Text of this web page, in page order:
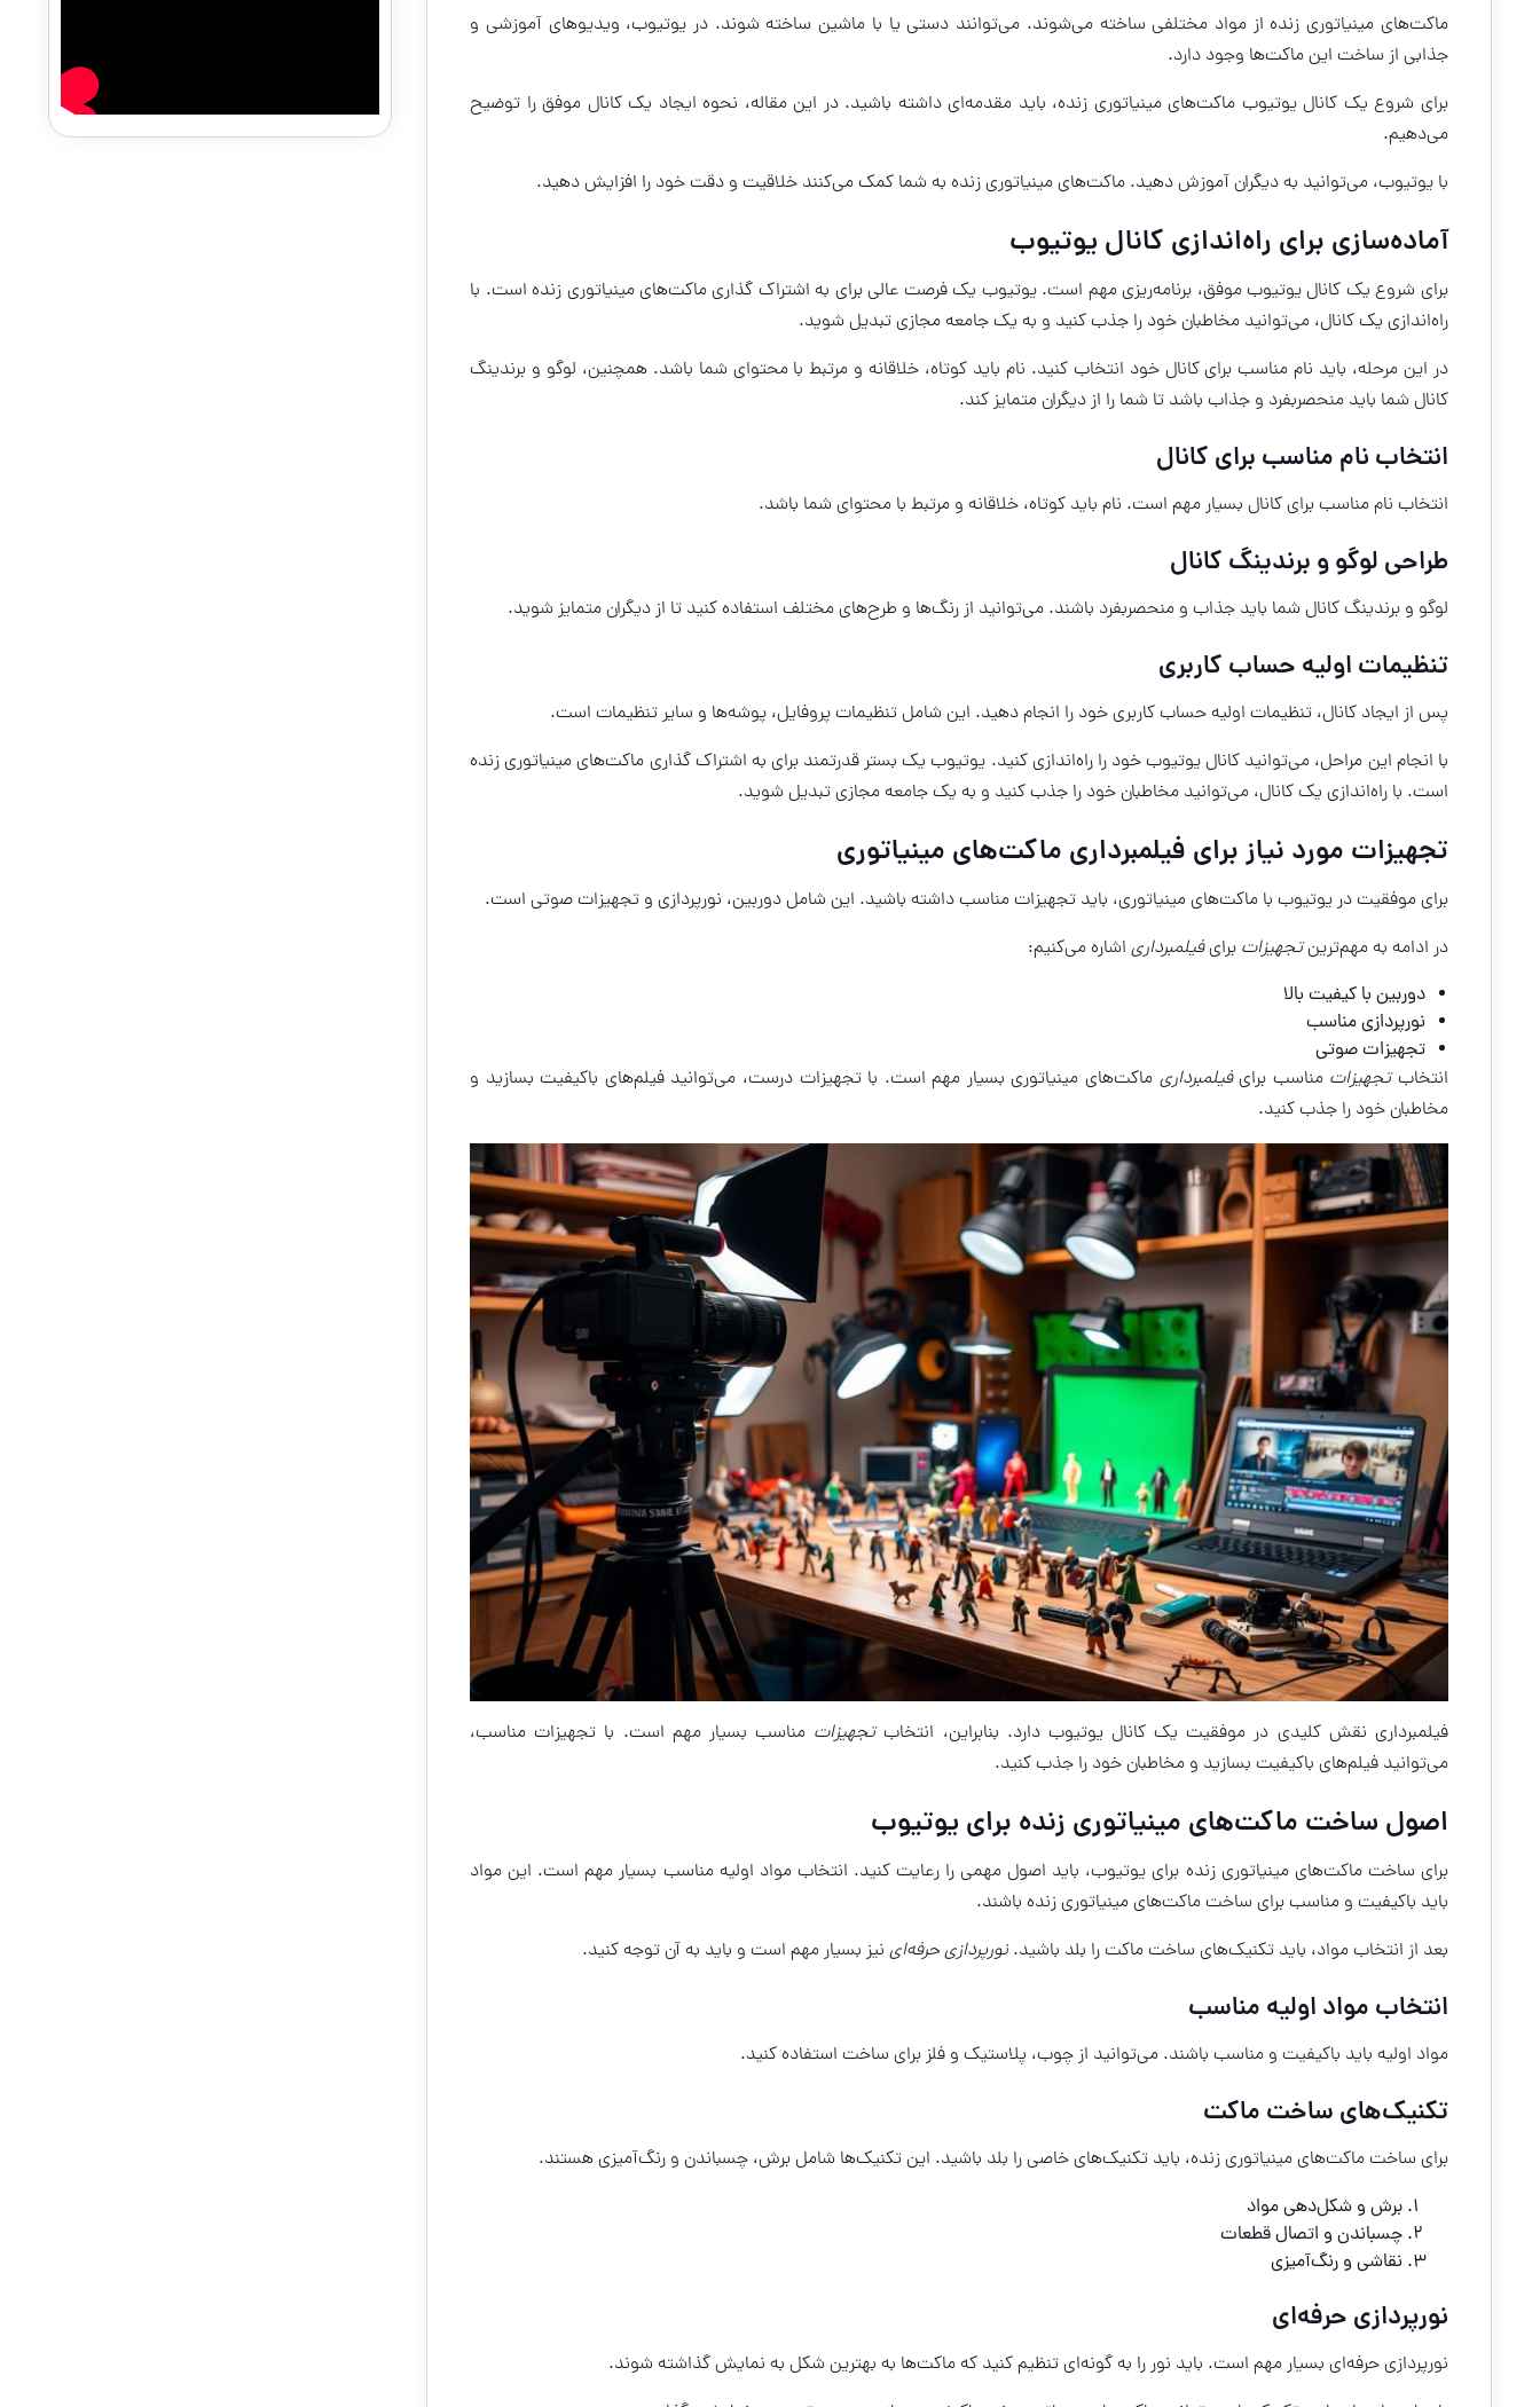
ماکت‌های مینیاتوری زنده از مواد مختلفی ساخته می‌شوند. می‌توانند دستی یا با ماشین ساخته شوند. در یوتیوب، ویدیوهای آموزشی و
جذابی از ساخت این ماکت‌ها وجود دارد.
برای شروع یک کانال یوتیوب ماکت‌های مینیاتوری زنده، باید مقدمه‌ای داشته باشید. در این مقاله، نحوه ایجاد یک کانال موفق را توضیح
می‌دهیم.
با یوتیوب، می‌توانید به دیگران آموزش دهید. ماکت‌های مینیاتوری زنده به شما کمک می‌کنند خلاقیت و دقت خود را افزایش دهید.
آماده‌سازی برای راه‌اندازی کانال یوتیوب
برای شروع یک کانال یوتیوب موفق، برنامه‌ریزی مهم است. یوتیوب یک فرصت عالی برای به اشتراک گذاری ماکت‌های مینیاتوری زنده است. با
راه‌اندازی یک کانال، می‌توانید مخاطبان خود را جذب کنید و به یک جامعه مجازی تبدیل شوید.
در این مرحله، باید نام مناسب برای کانال خود انتخاب کنید. نام باید کوتاه، خلاقانه و مرتبط با محتوای شما باشد. همچنین، لوگو و برندینگ
کانال شما باید منحصربفرد و جذاب باشد تا شما را از دیگران متمایز کند.
انتخاب نام مناسب برای کانال
انتخاب نام مناسب برای کانال بسیار مهم است. نام باید کوتاه، خلاقانه و مرتبط با محتوای شما باشد.
طراحی لوگو و برندینگ کانال
لوگو و برندینگ کانال شما باید جذاب و منحصربفرد باشند. می‌توانید از رنگ‌ها و طرح‌های مختلف استفاده کنید تا از دیگران متمایز شوید.
تنظیمات اولیه حساب کاربری
پس از ایجاد کانال، تنظیمات اولیه حساب کاربری خود را انجام دهید. این شامل تنظیمات پروفایل، پوشه‌ها و سایر تنظیمات است.
با انجام این مراحل، می‌توانید کانال یوتیوب خود را راه‌اندازی کنید. یوتیوب یک بستر قدرتمند برای به اشتراک گذاری ماکت‌های مینیاتوری زنده
است. با راه‌اندازی یک کانال، می‌توانید مخاطبان خود را جذب کنید و به یک جامعه مجازی تبدیل شوید.
تجهیزات مورد نیاز برای فیلمبرداری ماکت‌های مینیاتوری
برای موفقیت در یوتیوب با ماکت‌های مینیاتوری، باید تجهیزات مناسب داشته باشید. این شامل دوربین، نورپردازی و تجهیزات صوتی است.
در ادامه به مهم‌ترینتجهیزات برایفیلمبرداری اشاره می‌کنیم:
دوربین با کیفیت بالا
نورپردازی مناسب
تجهیزات صوتی
انتخابتجهیزات مناسب برایفیلمبرداری ماکت‌های مینیاتوری بسیار مهم است. با تجهیزات درست، می‌توانید فیلم‌های باکیفیت بسازید و
مخاطبان خود را جذب کنید.
فیلمبرداری نقش کلیدی در موفقیت یک کانال یوتیوب دارد. بنابراین، انتخابتجهیزات مناسب بسیار مهم است. با تجهیزات مناسب،
می‌توانید فیلم‌های باکیفیت بسازید و مخاطبان خود را جذب کنید.
اصول ساخت ماکت‌های مینیاتوری زنده برای یوتیوب
برای ساخت ماکت‌های مینیاتوری زنده برای یوتیوب، باید اصول مهمی را رعایت کنید. انتخاب مواد اولیه مناسب بسیار مهم است. این مواد
باید باکیفیت و مناسب برای ساخت ماکت‌های مینیاتوری زنده باشند.
بعد از انتخاب مواد، باید تکنیک‌های ساخت ماکت را بلد باشید.نورپردازی حرفه‌ای نیز بسیار مهم است و باید به آن توجه کنید.
انتخاب مواد اولیه مناسب
مواد اولیه باید باکیفیت و مناسب باشند. می‌توانید از چوب، پلاستیک و فلز برای ساخت استفاده کنید.
تکنیک‌های ساخت ماکت
برای ساخت ماکت‌های مینیاتوری زنده، باید تکنیک‌های خاصی را بلد باشید. این تکنیک‌ها شامل برش، چسباندن و رنگ‌آمیزی هستند.
برش و شکل‌دهی مواد
چسباندن و اتصال قطعات
نقاشی و رنگ‌آمیزی
نورپردازی حرفه‌ای
نورپردازی حرفه‌ای بسیار مهم است. باید نور را به گونه‌ای تنظیم کنید که ماکت‌ها به بهترین شکل به نمایش گذاشته شوند.